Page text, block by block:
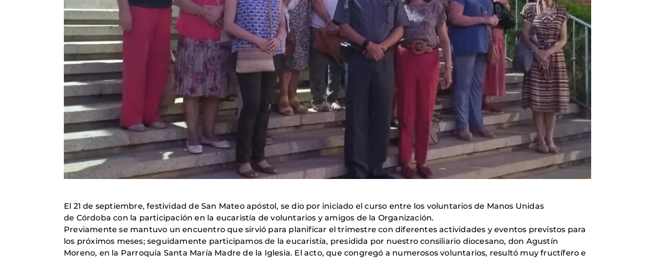
El 21 de septiembre, festividad de San Mateo apóstol, se dio por iniciado el curso entre los voluntarios de Manos Unidas
de Córdoba con la participación en la eucaristía de voluntarios y amigos de la Organización.
Previamente se mantuvo un encuentro que sirvió para planificar el trimestre con diferentes actividades y eventos previstos para
los próximos meses; seguidamente participamos de la eucaristía, presidida por nuestro consiliario diocesano, don Agustín
Moreno, en la Parroquia Santa María Madre de la Iglesia. El acto, que congregó a numerosos voluntarios, resultó muy fructífero e